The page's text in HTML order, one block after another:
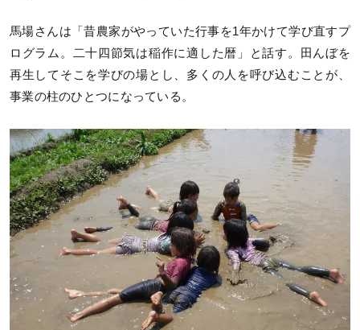
馬場さんは「昔農家がやっていた行事を1年かけて学び直すプ
ログラム。二十四節気は稲作に適した暦」と話す。田んぼを
再生してそこを学びの場とし、多くの人を呼び込むことが、
事業の柱のひとつになっている。